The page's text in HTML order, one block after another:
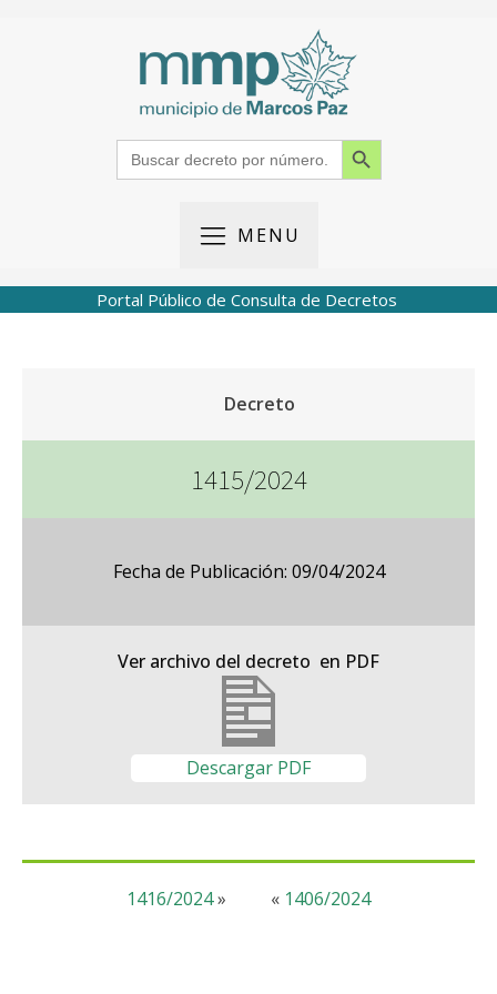
Search
for:
Search Button
MENU
Portal Público de Consulta de Decretos
Decreto
1415/2024
Fecha de Publicación: 09/04/2024
Ver archivo del decreto en PDF
Descargar PDF
« 1406/2024
1416/2024»